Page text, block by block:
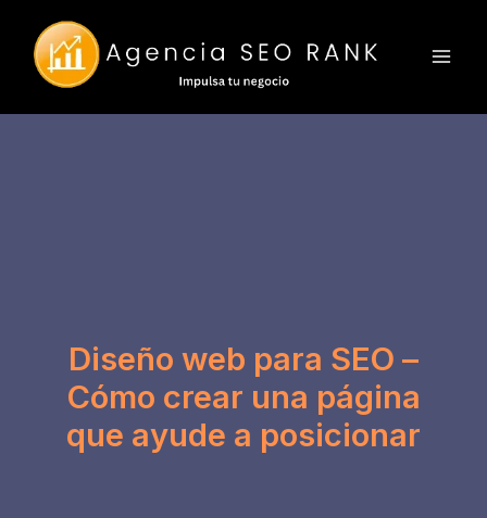
contenido
Diseño web para SEO –
Cómo crear una página
que ayude a posicionar